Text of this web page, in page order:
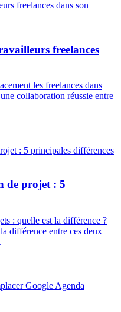
freelances
les freelances dans
collaboration réussie entre
de projet : 5
: quelle est la différence ?
différence entre ces deux